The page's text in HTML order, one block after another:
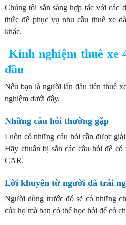
Chúng tôi sẵn sàng hợp tác với các
thức để phục vụ nhu cầu thuê xe
khác.
Kinh nghiệm thuê xe
đầu
Nếu bạn là người lần đầu tiên thuê
nghiệm dưới đây.
Những câu hỏi thường gặp
Luôn có những câu hỏi cần được
Hãy chuẩn bị sẵn các câu hỏi để
CAR.
Lời khuyên từ người đã trải
Người dùng trước đó sẽ có những
của họ mà bạn có thể học hỏi để có